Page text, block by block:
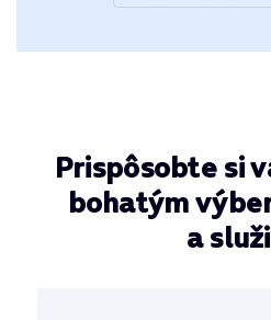
Prispôsobte si
bohatým
a